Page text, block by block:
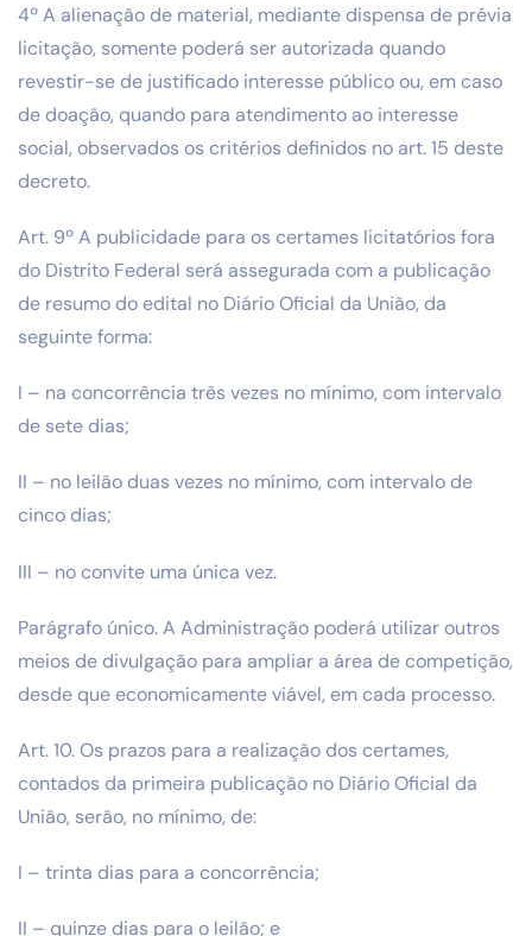
4º A alienação de material, mediante dispensa de prévia
licitação, somente poderá ser autorizada quando
revestir-se de justificado interesse público ou, em caso
de doação, quando para atendimento ao interesse
social, observados os critérios definidos no art. 15 deste
decreto.
Art. 9º A publicidade para os certames licitatórios fora
do Distrito Federal será assegurada com a publicação
de resumo do edital no Diário Oficial da União, da
seguinte forma:
I – na concorrência três vezes no mínimo, com intervalo
de sete dias;
II – no leilão duas vezes no mínimo, com intervalo de
cinco dias;
III – no convite uma única vez.
Parágrafo único. A Administração poderá utilizar outros
meios de divulgação para ampliar a área de competição,
desde que economicamente viável, em cada processo.
Art. 10. Os prazos para a realização dos certames,
contados da primeira publicação no Diário Oficial da
União, serão, no mínimo, de:
I – trinta dias para a concorrência;
II – quinze dias para o leilão; e